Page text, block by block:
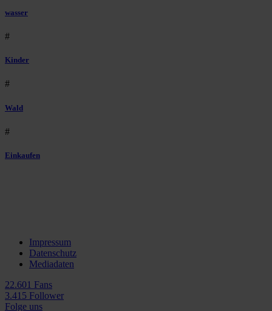
wasser
#
Kinder
#
Wald
#
Einkaufen
Impressum
Datenschutz
Mediadaten
22.601 Fans
3.415 Follower
Folge uns